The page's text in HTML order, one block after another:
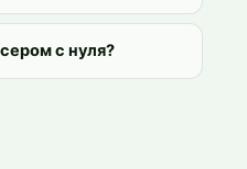
с нуля?